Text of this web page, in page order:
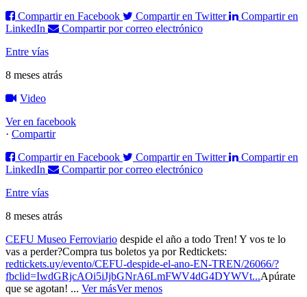
Compartir en Facebook
Compartir en Twitter
Compartir en
LinkedIn
Compartir por correo electrónico
Entre vías
8 meses atrás
Video
Ver en facebook
· Compartir
Compartir en Facebook
Compartir en Twitter
Compartir en
LinkedIn
Compartir por correo electrónico
Entre vías
8 meses atrás
CEFU Museo Ferroviario despide el año a todo Tren! Y vos te lo
vas a perder?Compra tus boletos ya por Redtickets:
redtickets.uy/evento/CEFU-despide-el-ano-EN-TREN/26066/?
fbclid=IwdGRjcAOi5iJjbGNrA6LmFWV4dG4DYWVt...Apúrate
que se agotan! ... Ver másVer menos